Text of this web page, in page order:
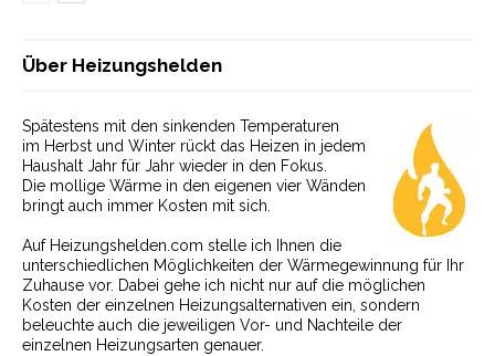
Über Heizungshelden
Spätestens mit den sinkenden Temperaturen
im Herbst und Winter rückt das Heizen in jedem
Haushalt Jahr für Jahr wieder in den Fokus.
Die mollige Wärme in den eigenen vier Wänden
bringt auch immer Kosten mit sich.
Auf Heizungshelden.com stelle ich Ihnen die
unterschiedlichen Möglichkeiten der Wärmegewinnung für Ihr
Zuhause vor. Dabei gehe ich nicht nur auf die möglichen
Kosten der einzelnen Heizungsalternativen ein, sondern
beleuchte auch die jeweiligen Vor- und Nachteile der
einzelnen Heizungsarten genauer.